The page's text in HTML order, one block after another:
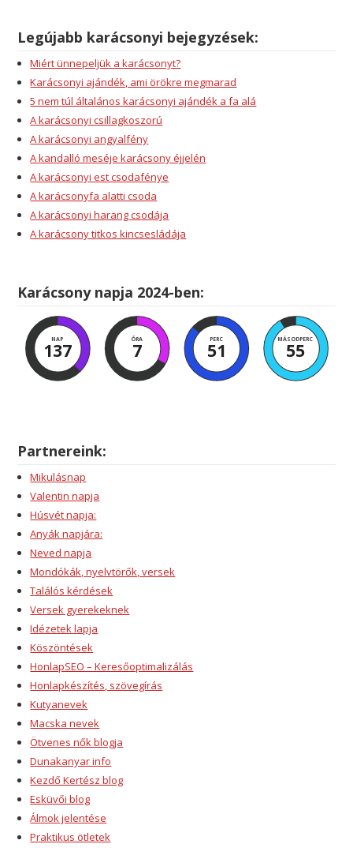
Legújabb karácsonyi bejegyzések:
Miért ünnepeljük a karácsonyt?
Karácsonyi ajándék, ami örökre megmarad
5 nem túl általános karácsonyi ajándék a fa alá
A karácsonyi csillagkoszorú
A karácsonyi angyalfény
A kandalló meséje karácsony éjjelén
A karácsonyi est csodafénye
A karácsonyfa alatti csoda
A karácsonyi harang csodája
A karácsony titkos kincsesládája
Karácsony napja 2024-ben:
NAP
137
ÓRA
7
PERC
51
MÁSODPERC
54
Partnereink:
Mikulásnap
Valentin napja
Húsvét napja:
Anyák napjára:
Neved napja
Mondókák, nyelvtörők, versek
Találós kérdések
Versek gyerekeknek
Idézetek lapja
Köszöntések
HonlapSEO – Keresőoptimalizálás
Honlapkészítés, szövegírás
Kutyanevek
Macska nevek
Ötvenes nők blogja
Dunakanyar info
Kezdő Kertész blog
Esküvői blog
Álmok jelentése
Praktikus ötletek